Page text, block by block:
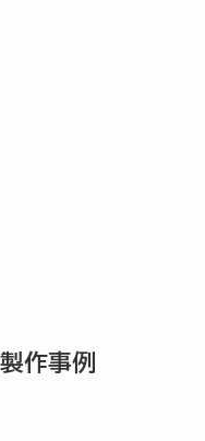
作事例